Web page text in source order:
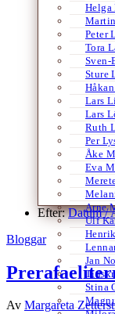
Helga
Peter
Tora
Sven-
Sture
Lars
Lars
Ruth
Per
Åke
Eva
Arne
Ulf
Jan
Stina
Efter:Datum /
Bloggar
Av Margareta